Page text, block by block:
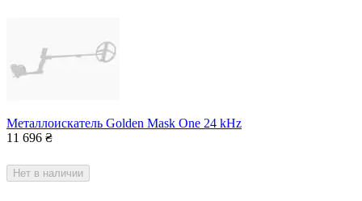
Металлоискатель Golden Mask One 24 kHz
11 696 ₴
Нет в наличии